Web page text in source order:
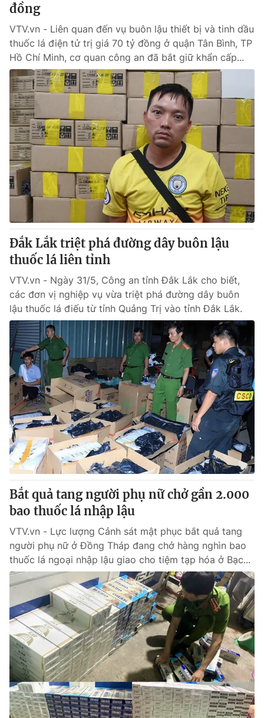
Tổng đài VTV:
Ðiện thoại Thời báo VTV: 024.66 897 897
Email: toasoan@vtv.vn
Liên hệ quảng cáo:024-7300.7108
® Cấm sao chép dưới mọi hình thức nếu không có sự chấp
thuận bằng văn bản. Ghi rõ nguồn VTV.vn khi phát hành lại
thông tin từ website này.
đồng
VTV.vn - Liên quan đến vụ buôn lậu thiết bị và tinh dầu
thuốc lá điện tử trị giá 70 tỷ đồng ở quận Tân Bình, TP
Hồ Chí Minh, cơ quan công an đã bắt giữ khẩn cấp...
Đắk Lắk triệt phá đường dây buôn lậu
thuốc lá liên tỉnh
VTV.vn - Ngày 31/5, Công an tỉnh Đắk Lắk cho biết,
các đơn vị nghiệp vụ vừa triệt phá đường dây buôn
lậu thuốc lá điếu từ tỉnh Quảng Trị vào tỉnh Đắk Lắk.
Bắt quả tang người phụ nữ chở gần 2.000
bao thuốc lá nhập lậu
VTV.vn - Lực lượng Cảnh sát mật phục bắt quả tang
người phụ nữ ở Đồng Tháp đang chở hàng nghìn bao
thuốc lá ngoại nhập lậu giao cho tiệm tạp hóa ở Bạc...